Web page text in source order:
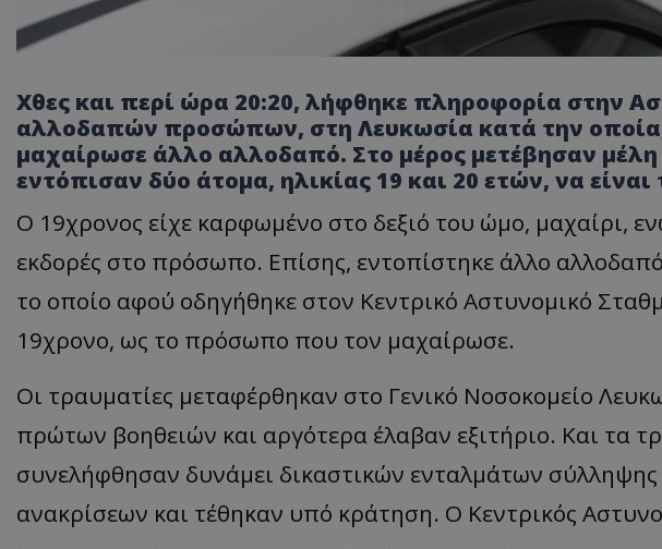
Χθες και περί ώρα 20:20, λήφθηκε πληροφορία στην
αλλοδαπών προσώπων, στη Λευκωσία κατά την
μαχαίρωσε άλλο αλλοδαπό. Στο μέρος μετέβησαν
εντόπισαν δύο άτομα, ηλικίας 19 και 20 ετών, να
Ο 19χρονος είχε καρφωμένο στο δεξιό του ώμο, μαχαίρι,
εκδορές στο πρόσωπο. Επίσης, εντοπίστηκε άλλο
το οποίο αφού οδηγήθηκε στον Κεντρικό Αστυνομικό
19χρονο, ως το πρόσωπο που τον μαχαίρωσε.
Οι τραυματίες μεταφέρθηκαν στο Γενικό Νοσοκομείο
πρώτων βοηθειών και αργότερα έλαβαν εξιτήριο. Και τα
συνελήφθησαν δυνάμει δικαστικών ενταλμάτων σύλληψης
ανακρίσεων και τέθηκαν υπό κράτηση. Ο Κεντρικός